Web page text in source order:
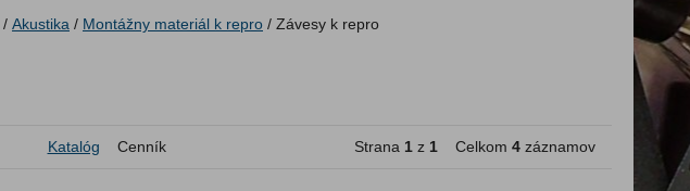
/ Akustika / Montážny materiál k repro / Závesy k repro
Katalóg Cenník Strana 1 z 1 Celkom 4 záznamov